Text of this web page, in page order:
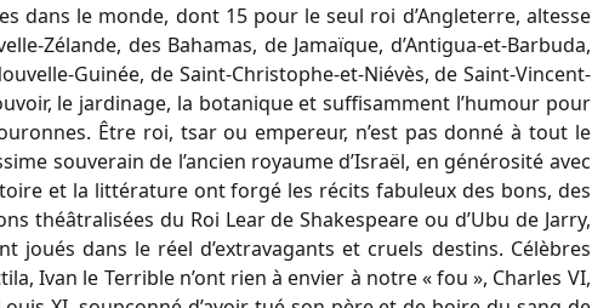
dans le monde, dont 15 pour le seul roi d’Angleterre, altesse
Zélande, des Bahamas, de Jamaïque, d’Antigua-et-Barbuda,
Guinée, de Saint-Christophe-et-Niévès, de Saint-Vincent-
le jardinage, la botanique et suffisamment l’humour pour
Être roi, tsar ou empereur, n’est pas donné à tout le
souverain de l’ancien royaume d’Israël, en générosité avec
et la littérature ont forgé les récits fabuleux des bons, des
théâtralisées du Roi Lear de Shakespeare ou d’Ubu de Jarry,
joués dans le réel d’extravagants et cruels destins. Célèbres
Ivan le Terrible n’ont rien à envier à notre « fou », Charles VI,